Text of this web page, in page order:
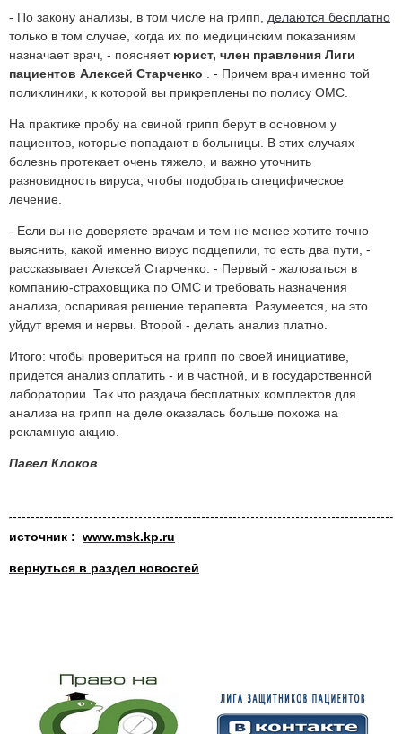
- По закону анализы, в том числе на грипп, делаются бесплатно
только в том случае, когда их по медицинским показаниям
назначает врач, - поясняет юрист, член правления Лиги
пациентов Алексей Старченко
. - Причем врач именно той
поликлиники, к которой вы прикреплены по полису ОМС.
На практике пробу на свиной грипп берут в основном у
пациентов, которые попадают в больницы. В этих случаях
болезнь протекает очень тяжело, и важно уточнить
разновидность вируса, чтобы подобрать специфическое
лечение.
- Если вы не доверяете врачам и тем не менее хотите точно
выяснить, какой именно вирус подцепили, то есть два пути, -
рассказывает Алексей Старченко . - Первый - жаловаться в
компанию-страховщика по ОМС и требовать назначения
анализа, оспаривая решение терапевта. Разумеется, на это
уйдут время и нервы. Второй - делать анализ платно.
Итого: чтобы провериться на грипп по своей инициативе,
придется анализ оплатить - и в частной, и в государственной
лаборатории. Так что раздача бесплатных комплектов для
анализа на грипп на деле оказалась больше похожа на
рекламную акцию.
Павел Клоков
источник : www.msk.kp.ru
вернуться в раздел новостей